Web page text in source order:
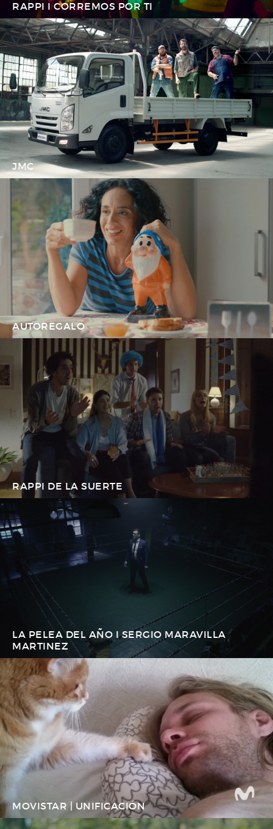
RAPPI I CORREMOS POR TI
JMC
AUTOREGALO
RAPPI DE LA SUERTE
LA PELEA DEL AÑO I SERGIO MARAVILLA
MARTINEZ
MOVISTAR | UNIFICACIÓN